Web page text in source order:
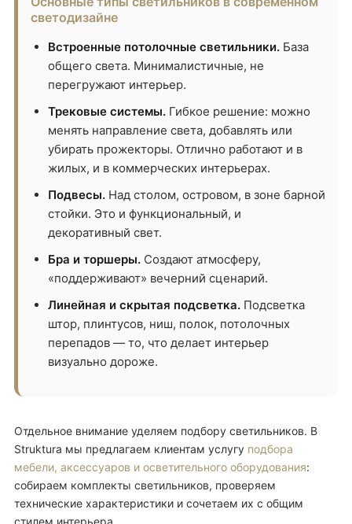
светодизайне
Встроенные потолочные светильники. База
общего света. Минималистичные, не
перегружают интерьер.
Трековые системы. Гибкое решение: можно
менять направление света, добавлять или
убирать прожекторы. Отлично работают и в
жилых, и в коммерческих интерьерах.
Подвесы. Над столом, островом, в зоне барной
стойки. Это и функциональный, и
декоративный свет.
Бра и торшеры. Создают атмосферу,
«поддерживают» вечерний сценарий.
Линейная и скрытая подсветка. Подсветка
штор, плинтусов, ниш, полок, потолочных
перепадов — то, что делает интерьер
визуально дороже.
Отдельное внимание уделяем подбору светильников. В
Struktura мы предлагаем клиентам услугу подбора
мебели, аксессуаров и осветительного оборудования:
собираем комплекты светильников, проверяем
технические характеристики и сочетаем их с общим
стилем интерьера.